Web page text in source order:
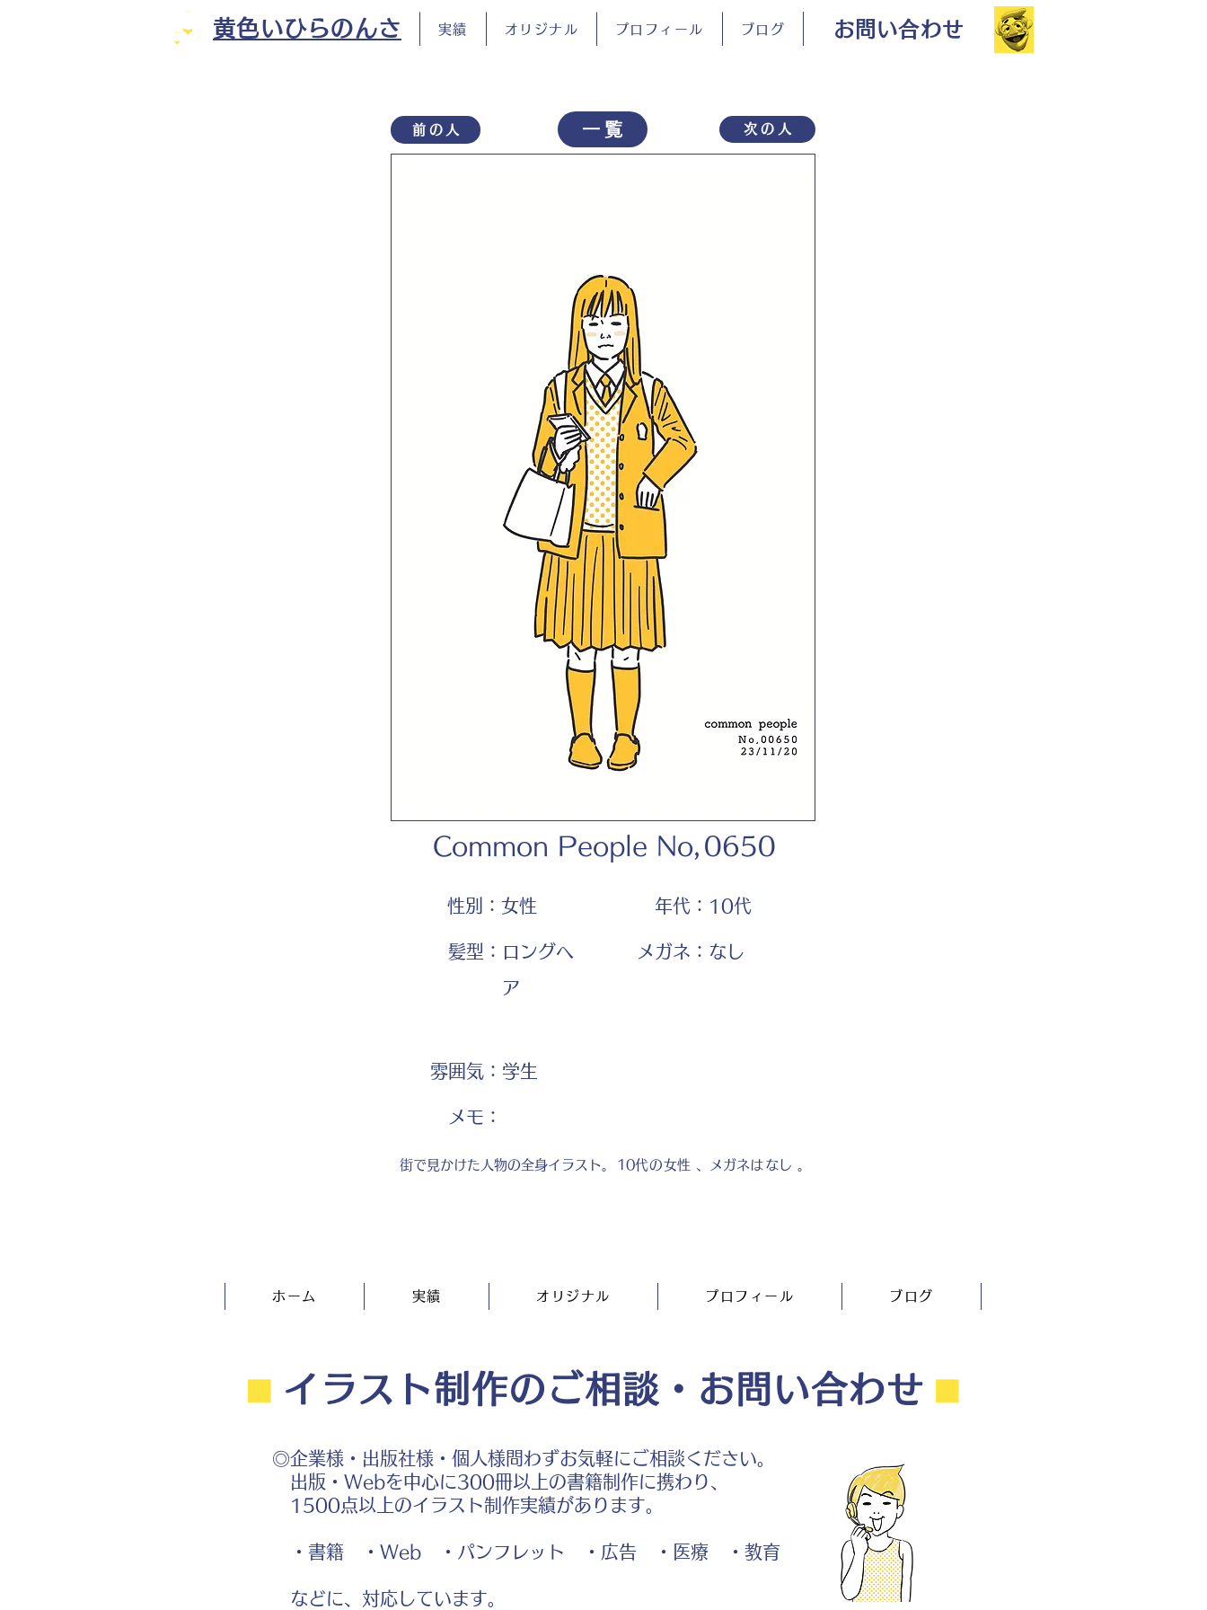
黄色いひらのんさ 実績 オリジナル プロフィール ブログ お問い合わせ
前の人 一覧 次の人
Common People No, 0650
性別： 女性
髪型： ロングヘ
ア
年代： 10代
メガネ： なし
雰囲気： 学生
​メモ：
街で見かけた人物の全身イラスト。 10代の女性 、メガネは なし 。
ホーム 実績 オリジナル プロフィール ブログ
⬛︎ イラスト制作のご相談・お問い合わせ ⬛︎
◎企業様・出版社様・個人様問わずお気軽にご相談ください。
出版・Webを中心に300冊以上の書籍制作に携わり、
1500点以上のイラスト制作実績があります。
・書籍 ・Web ・パンフレット ・広告 ・医療 ・教育
などに、対応しています。